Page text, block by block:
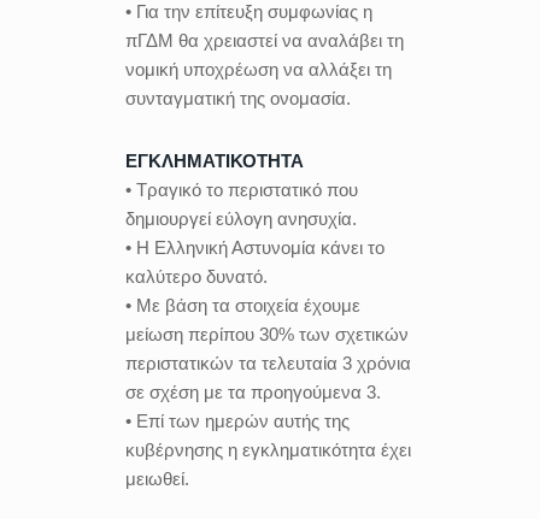
• Για την επίτευξη συμφωνίας η
πΓΔΜ θα χρειαστεί να αναλάβει τη
νομική υποχρέωση να αλλάξει τη
συνταγματική της ονομασία.
ΕΓΚΛΗΜΑΤΙΚΟΤΗΤΑ
• Τραγικό το περιστατικό που
δημιουργεί εύλογη ανησυχία.
• Η Ελληνική Αστυνομία κάνει το
καλύτερο δυνατό.
• Με βάση τα στοιχεία έχουμε
μείωση περίπου 30% των σχετικών
περιστατικών τα τελευταία 3 χρόνια
σε σχέση με τα προηγούμενα 3.
• Επί των ημερών αυτής της
κυβέρνησης η εγκληματικότητα έχει
μειωθεί.